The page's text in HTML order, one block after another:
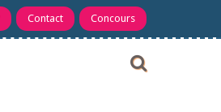
Contact Concours